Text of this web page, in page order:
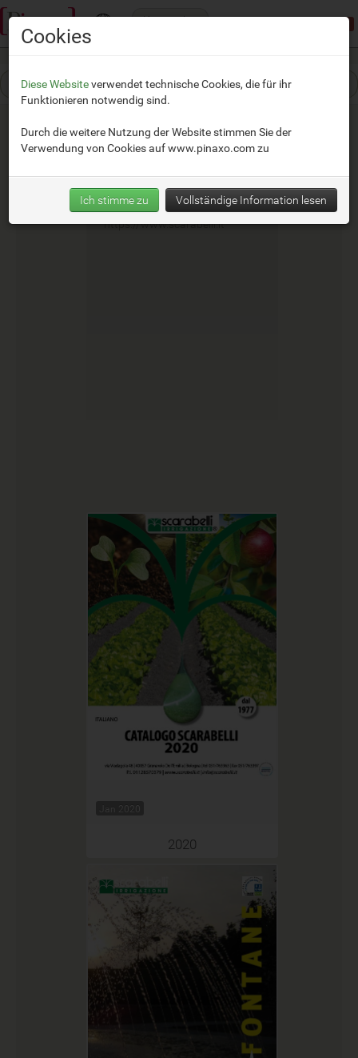
Kategorien
Scarabelli Irrigazione
__
https://www.scarabelli.it
Jan 2020
2020
Cookies
Diese Websiteverwendet technische Cookies, die für ihr
Funktionieren notwendig sind.
Durch die weitere Nutzung der Website stimmen Sie der
Verwendung von Cookies aufwww.pinaxo.comzu
Ich stimme zu Vollständige Information lesen